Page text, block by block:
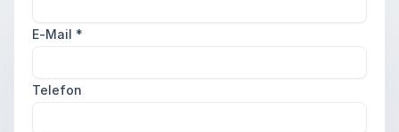
E-Mail *
Telefon